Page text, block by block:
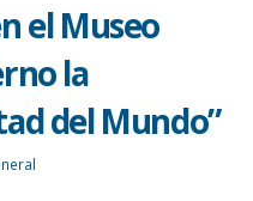
el Museo
la
del Mundo”